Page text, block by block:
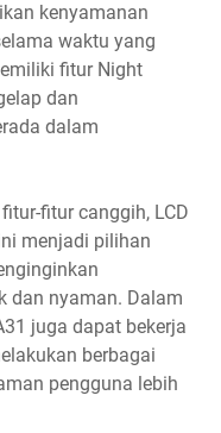
kenyamanan
waktu yang
fitur Night
dan
dalam
fitur canggih, LCD
menjadi pilihan
dan nyaman. Dalam
juga dapat bekerja
berbagai
pengguna lebih